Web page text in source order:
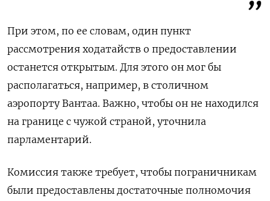
При этом, по ее словам, один пункт
рассмотрения ходатайств о предоставлении
останется открытым. Для этого он мог бы
располагаться, например, в столичном
аэропорту Вантаа. Важно, чтобы он не находился
на границе с чужой страной, уточнила
парламентарий.
Комиссия также требует, чтобы пограничникам
были предоставлены достаточные полномочия